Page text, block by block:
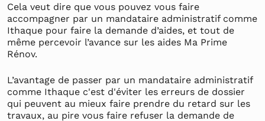
Cela veut dire que vous pouvez vous faire
accompagner par un mandataire administratif comme
Ithaque pour faire la demande d’aides, et tout de
même percevoir l’avance sur les aides Ma Prime
Rénov.
L’avantage de passer par un mandataire administratif
comme Ithaque c'est d'éviter les erreurs de dossier
qui peuvent au mieux faire prendre du retard sur les
travaux, au pire vous faire refuser la demande de